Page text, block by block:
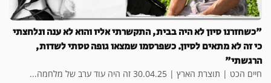
"כשחזרנו סיון לא היה בבית, התקשרתי אליו והוא לא ענה ונלחצתי
כי זה לא מתאים לסיון. כשפרסמו שמצאו גופה טסתי לשדות,
הרגשתי"
חיים הכט | תוצרת הארץ | 30.04.25 זה היה עוד ערב של מלחמה...